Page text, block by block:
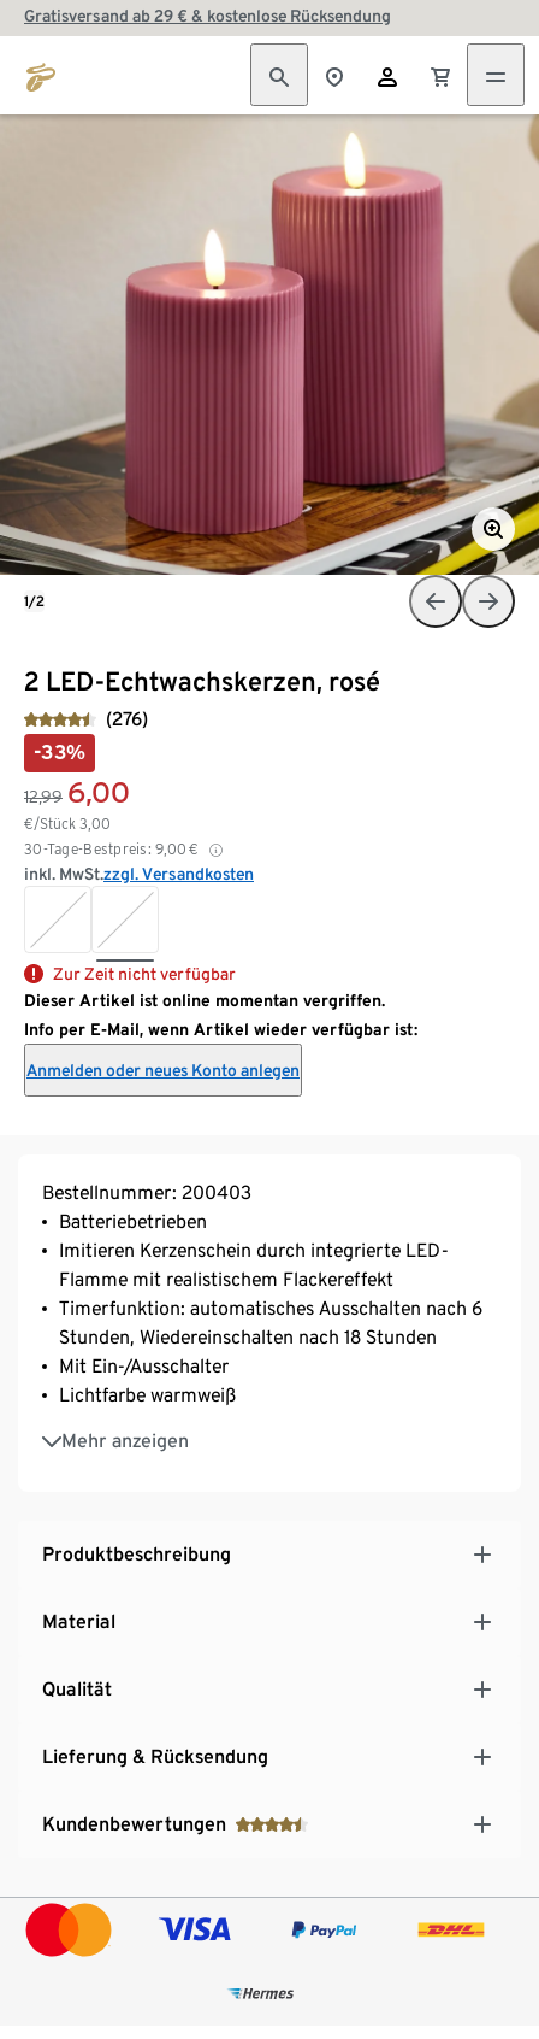
Gratisversand ab 29 € & kostenlose Rücksendung
2 LED-Echtwachskerzen, rosé
(276)
-33%
12,99 6,00
€/Stück 3,00
30-Tage-Bestpreis: 9,00 €
inkl. MwSt.zzgl. Versandkosten
Zur Zeit nicht verfügbar
Dieser Artikel ist online momentan vergriffen.
Info per E-Mail, wenn Artikel wieder verfügbar ist:
Anmelden oder neues Konto anlegen
1/2
Bestellnummer: 200403
Batteriebetrieben
Imitieren Kerzenschein durch integrierte LED-
Flamme mit realistischem Flackereffekt
Timerfunktion: automatisches Ausschalten nach 6
Stunden, Wiedereinschalten nach 18 Stunden
Mit Ein-/Ausschalter
Lichtfarbe warmweiß
Mehr anzeigen
Inkl. Batterien
2 unterschiedliche Farben erhältlich
Produktbeschreibung
Material
Qualität
Lieferung & Rücksendung
Kundenbewertungen